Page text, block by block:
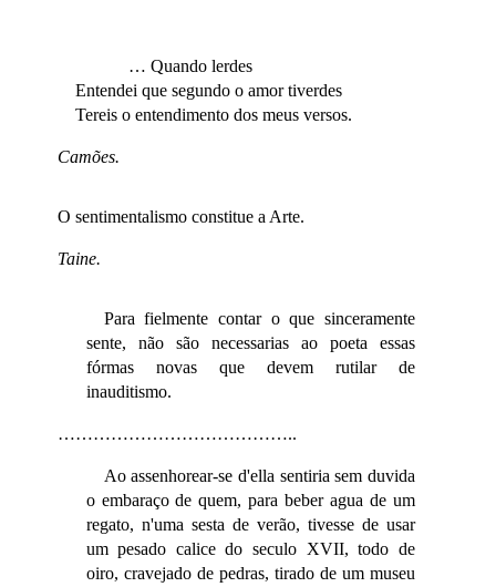
… Quando lerdes
Entendei que segundo o amor tiverdes
Tereis o entendimento dos meus versos.
Camões.
O sentimentalismo constitue a Arte.
Taine.
Para fielmente contar o que sinceramente
sente, não são necessarias ao poeta essas
fórmas novas que devem rutilar de
inauditismo.
…………………………………..
Ao assenhorear-se d'ella sentiria sem duvida
o embaraço de quem, para beber agua de um
regato, n'uma sesta de verão, tivesse de usar
um pesado calice do seculo XVII, todo de
oiro, cravejado de pedras, tirado de um museu